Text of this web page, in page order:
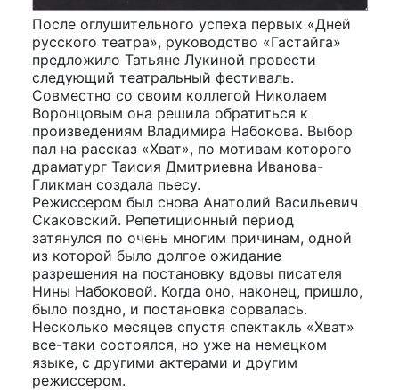
После оглушительного успеха первых «Дней
русского театра», руководство «Гастайга»
предложило Татьяне Лукиной провести
следующий театральный фестиваль.
Совместно со своим коллегой Николаем
Воронцовым она решила обратиться к
произведениям Владимира Набокова. Выбор
пал на рассказ «Хват», по мотивам которого
драматург Таисия Дмитриевна Иванова-
Гликман создала пьесу.
Режиссером был снова Анатолий Васильевич
Скаковский. Репетиционный период
затянулся по очень многим причинам, одной
из которой было долгое ожидание
разрешения на постановку вдовы писателя
Нины Набоковой. Когда оно, наконец, пришло,
было поздно, и постановка сорвалась.
Несколько месяцев спустя спектакль «Хват»
все-таки состоялся, но уже на немецком
языке, с другими актерами и другим
режиссером.